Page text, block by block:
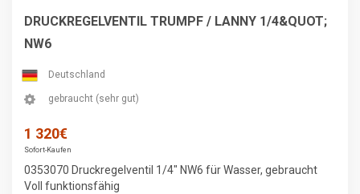
DRUCKREGELVENTIL TRUMPF / LANNY 1/4&QUOT;
NW6
Deutschland
gebraucht (sehr gut)
1 320€
Sofort-Kaufen
0353070 Druckregelventil 1/4" NW6 für Wasser, gebraucht
Voll funktionsfähig